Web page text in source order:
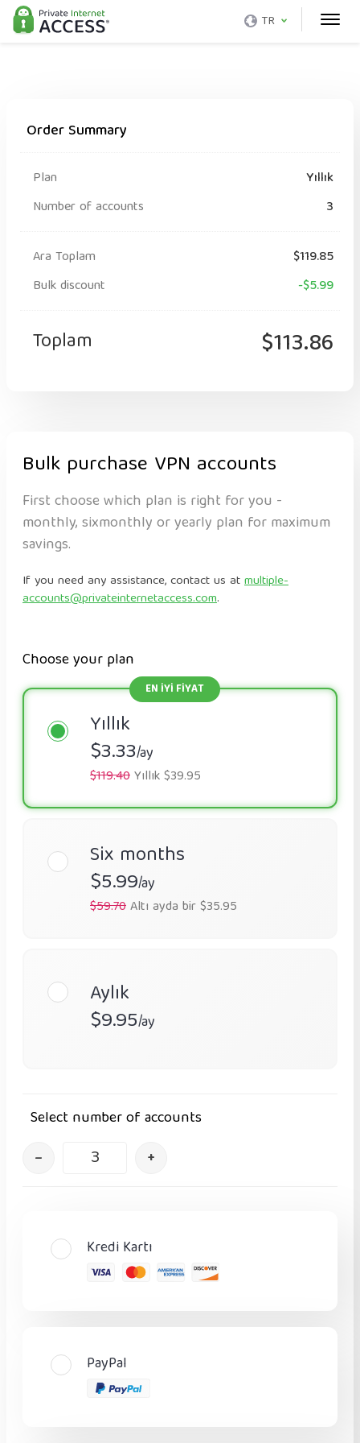
TR
Order Summary
Plan
Yıllık
Number of accounts
3
Ara Toplam
$119.85
Bulk discount
-$5.99
Toplam $113.86
Bulk purchase VPN accounts
First choose which plan is right for you -
monthly, sixmonthly or yearly plan for maximum
savings.
If you need any assistance, contact us atmultiple-
accounts@privateinternetaccess.com.
Choose your plan
Yıllık
$3.33/ay
$119.40Yıllık $39.95
Six months
$5.99/ay
$59.70Altı ayda bir $35.95
Aylık
$9.95/ay
Select number of accounts
– +
Kredi Kartı
PayPal